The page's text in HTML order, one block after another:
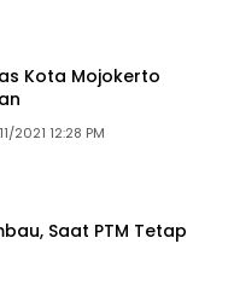
Kota Mojokerto
2021 12:28 PM
Saat PTM Tetap